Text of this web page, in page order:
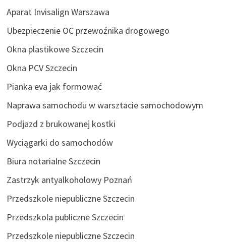
Aparat Invisalign Warszawa
Ubezpieczenie OC przewoźnika drogowego
Okna plastikowe Szczecin
Okna PCV Szczecin
Pianka eva jak formować
Naprawa samochodu w warsztacie samochodowym
Podjazd z brukowanej kostki
Wyciągarki do samochodów
Biura notarialne Szczecin
Zastrzyk antyalkoholowy Poznań
Przedszkole niepubliczne Szczecin
Przedszkola publiczne Szczecin
Przedszkole niepubliczne Szczecin